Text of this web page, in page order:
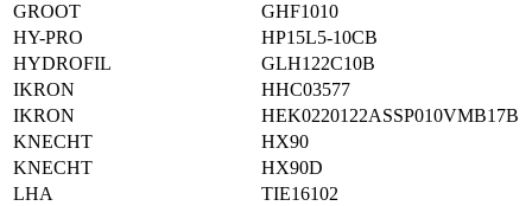
GROOT
GHF1010
HY-PRO
HP15L5-10CB
HYDROFIL
GLH122C10B
IKRON
HHC03577
IKRON
HEK0220122ASSP010VMB17B
KNECHT
HX90
KNECHT
HX90D
LHA
TIE16102